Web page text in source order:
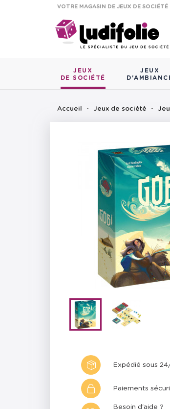
VOTRE MAGASIN DE JEUX DE SOCIÉTÉ
JEUX
DE SOCIÉTÉ
JEUX
Accueil Jeux de société
Expédié sous
Paiements
Besoin d'aide ?